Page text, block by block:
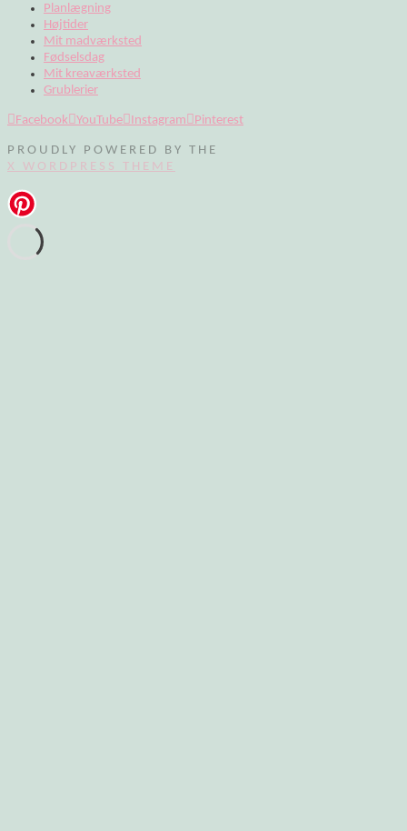
Planlægning
Højtider
Mit madværksted
Fødselsdag
Mit kreaværksted
Grublerier
Facebook YouTube Instagram Pinterest
PROUDLY POWERED BY THE
X WORDPRESS THEME